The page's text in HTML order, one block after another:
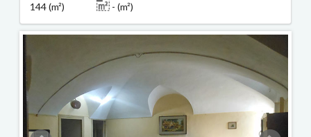
144 (m²)
- (m²)